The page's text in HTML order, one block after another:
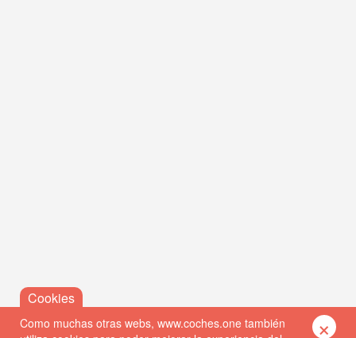
Como muchas otras webs, www.coches.one también
×